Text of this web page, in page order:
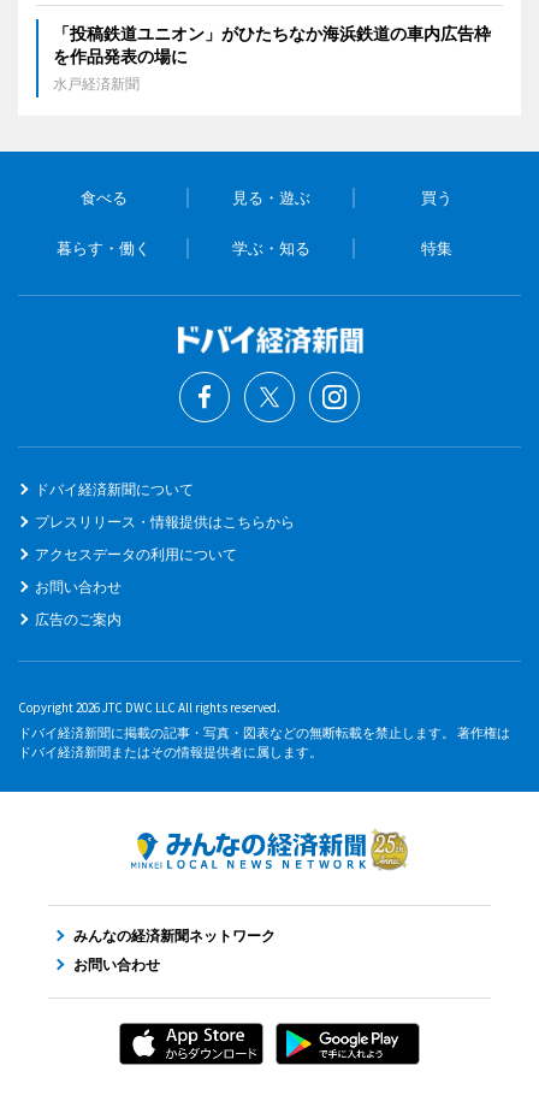
「投稿鉄道ユニオン」がひたちなか海浜鉄道の車内広告枠
を作品発表の場に
水戸経済新聞
食べる 見る・遊ぶ 買う
暮らす・働く 学ぶ・知る 特集
ドバイ経済新聞について
プレスリリース・情報提供はこちらから
アクセスデータの利用について
お問い合わせ
広告のご案内
Copyright 2026 JTC DWC LLC All rights reserved.
ドバイ経済新聞に掲載の記事・写真・図表などの無断転載を禁止します。 著作権は
ドバイ経済新聞またはその情報提供者に属します。
みんなの経済新聞ネットワーク
お問い合わせ